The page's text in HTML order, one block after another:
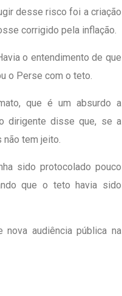
desse risco foi a criação
corrigido pela inflação.
o entendimento de que
o Perse com o teto.
que é um absurdo a
dirigente disse que, se a
tem jeito.
sido protocolado pouco
que o teto havia sido
audiência pública na